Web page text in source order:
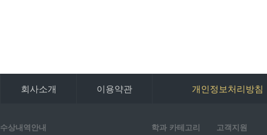
회사소개 이용약관 개인정보처리방침
수상내역안내 학과 카테고리 고객지원